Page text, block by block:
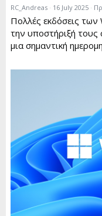
RC_Andreas 16 July 2025
Πολλές εκδόσεις
την υποστήριξή τους
μια σημαντική